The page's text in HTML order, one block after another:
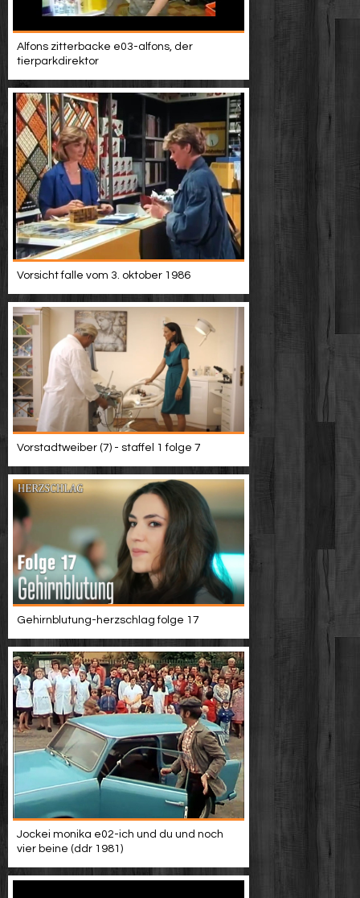
Alfons zitterbacke e03-alfons, der
tierparkdirektor
Vorsicht falle vom 3. oktober 1986
Vorstadtweiber (7) - staffel 1 folge 7
Gehirnblutung-herzschlag folge 17
Jockei monika e02-ich und du und noch
vier beine (ddr 1981)